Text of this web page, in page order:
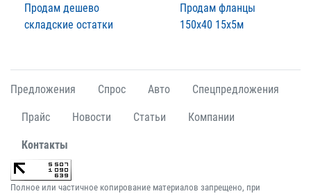
Продам дешево
складские остатки
Продам фланцы
150х40 15х5м
Предложения Спрос Авто Спецпредложения
Прайс Новости Статьи Компании
Контакты
Полное или частичное копирование материалов запрещено, при